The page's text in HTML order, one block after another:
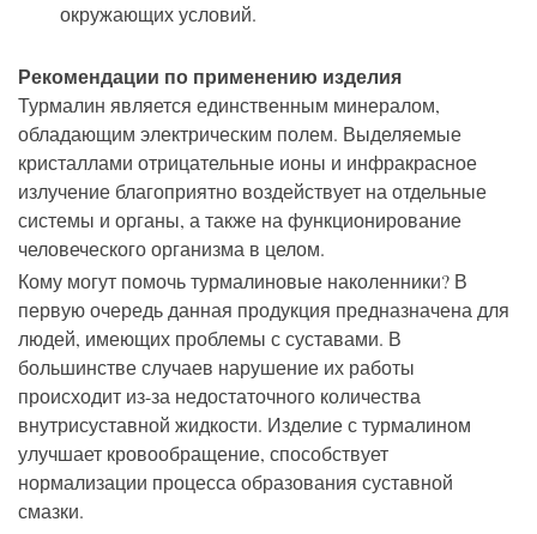
окружающих условий.
Рекомендации по применению изделия
Турмалин является единственным минералом,
обладающим электрическим полем. Выделяемые
кристаллами отрицательные ионы и инфракрасное
излучение благоприятно воздействует на отдельные
системы и органы, а также на функционирование
человеческого организма в целом.
Кому могут помочь турмалиновые наколенники? В
первую очередь данная продукция предназначена для
людей, имеющих проблемы с суставами. В
большинстве случаев нарушение их работы
происходит из-за недостаточного количества
внутрисуставной жидкости. Изделие с турмалином
улучшает кровообращение, способствует
нормализации процесса образования суставной
смазки.